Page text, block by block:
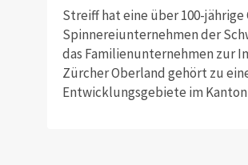
Streiff hat eine über 100-
Spinnereiunternehmen der
das Familienunternehmen zur
Zürcher Oberland gehört zu
Entwicklungsgebiete im